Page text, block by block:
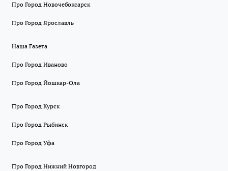
Про Город Новочебоксарск
Про Город Ярославль
Наша Газета
Про Город Иваново
Про Город Йошкар-Ола
Про Город Курск
Про Город Рыбинск
Про Город Уфа
Про Город Нижний Новгород